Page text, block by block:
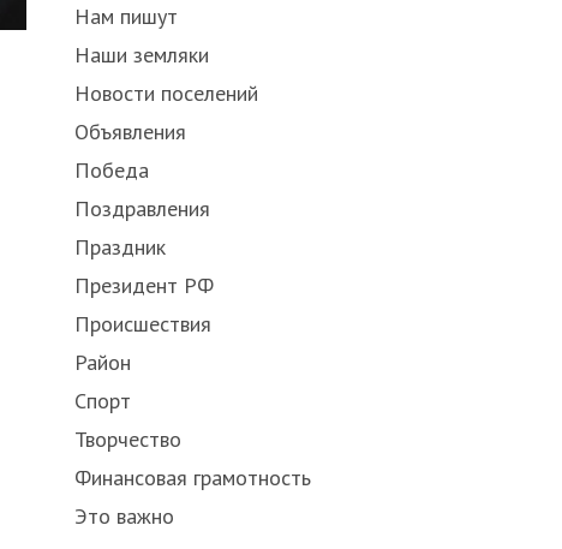
Нам пишут
Наши земляки
Новости поселений
Объявления
Победа
Поздравления
Праздник
Президент РФ
Происшествия
Район
Спорт
Творчество
Финансовая грамотность
Это важно